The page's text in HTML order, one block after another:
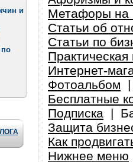
и
по
Метафоры на
Статьи об
Статьи по
Практическая
Интернет-
Фотоальбом
Бесплатные
Подписка |
Защита
Как
Нижнее меню